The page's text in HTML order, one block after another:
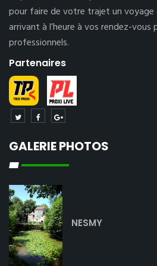
pour faire de votre trajet un
arrivant à l’heure à vos rendez-vous
professionnels.
Partenaires
GALERIE PHOTOS
NESMY